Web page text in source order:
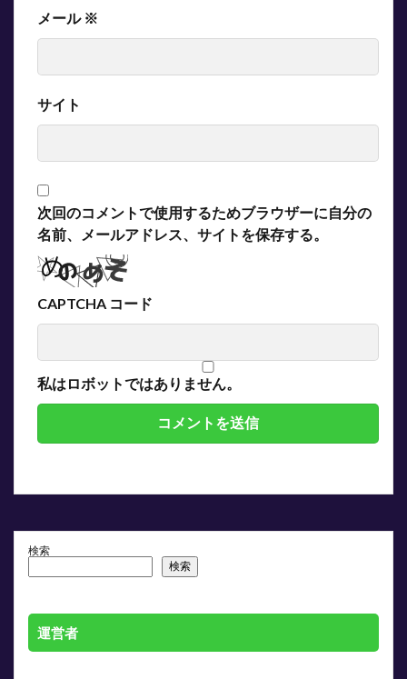
メール ※
サイト
次回のコメントで使用するためブラウザーに自分の
名前、メールアドレス、サイトを保存する。
CAPTCHA コード
私はロボットではありません。
検索
検索
運営者